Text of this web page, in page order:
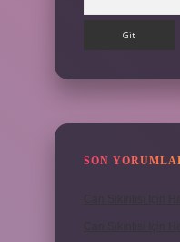
SON